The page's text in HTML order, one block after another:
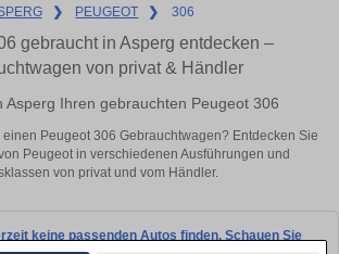
❯ PEUGEOT ❯ 306
gebraucht in Asperg entdecken –
von privat & Händler
Asperg Ihren gebrauchten Peugeot 306
Peugeot 306 Gebrauchtwagen? Entdecken Sie
Peugeot in verschiedenen Ausführungen und
von privat und vom Händler.
keine passenden Autos finden. Schauen Sie